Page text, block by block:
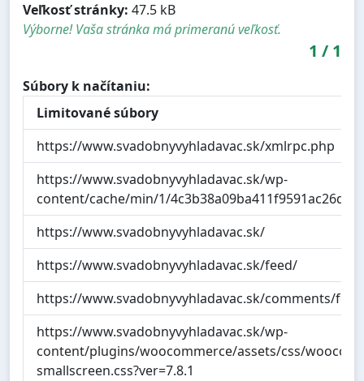
Veľkosť stránky: 47.5 kB
Výborne! Vaša stránka má primeranú veľkosť.
1 / 1
Súbory k načítaniu:
Limitované súbory
https://www.svadobnyvyhladavac.sk/xmlrpc.php
https://www.svadobnyvyhladavac.sk/wp-
content/cache/min/1/
https://www.svadobnyvyhladavac.sk/
https://www.svadobnyvyhladavac.sk/feed/
https://www.svadobnyvyhladavac.sk/comments/
https://www.svadobnyvyhladavac.sk/wp-
content/plugins/woocommerce/assets/css/
smallscreen.css?ver=7.8.1